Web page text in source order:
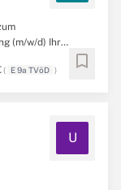
(m/w/d) Ihr
Koordination
der
( E 9a TVöD ) bookmark
U